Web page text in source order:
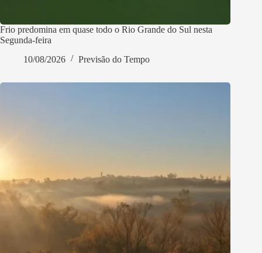
Frio predomina em quase todo o Rio Grande do Sul nesta
Segunda-feira
10/08/2026
Previsão do Tempo